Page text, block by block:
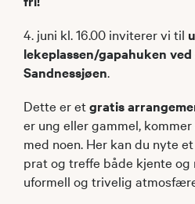
4. juni kl. 16.00 inviterer vi til
lekeplassen/gapahuken ved
Sandnessjøen.
Dette er etgratis
er ung eller gammel,
med noen. Her kan du nyte
prat og treffe både kjente og
uformell og trivelig